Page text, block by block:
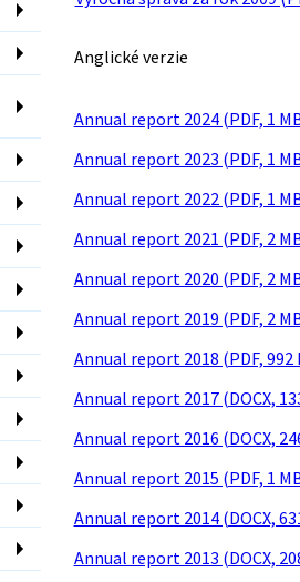
Anglické verzie
Annual report 2024 (PDF, 1
Annual report 2023 (PDF, 1
Annual report 2022 (PDF, 1
Annual report 2021 (PDF, 2
Annual report 2020 (PDF, 2
Annual report 2019 (PDF, 2
Annual report 2018 (PDF, 992
Annual report 2017 (DOCX,
Annual report 2016 (DOCX,
Annual report 2015 (PDF, 1
Annual report 2014 (DOCX,
Annual report 2013 (DOCX,